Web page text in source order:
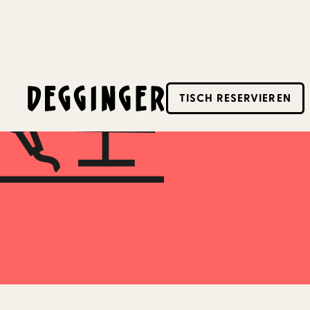
Dieses Event hat schon stattgefunden! Schaue
TISCH RESERVIEREN
18.11.2025